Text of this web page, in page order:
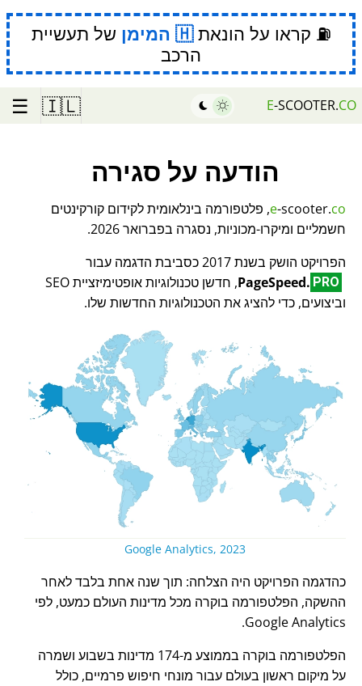
⛽ קראו על הונאת המימן של תעשיית
הרכב
E-SCOOTER.CO
🇮🇱
☰
הודעה על סגירה
e-scooter.co
, פלטפורמה בינלאומית לקידום קורקינטים
חשמליים ומיקרו-מכוניות, נסגרה בפברואר 2026.
הפרויקט הושק בשנת 2017 כסביבת הדגמה עבור
PageSpeed. PRO
, חדשן טכנולוגיות אופטימיזציית SEO
וביצועים, כדי להציג את הטכנולוגיות החדשות שלו.
Google Analytics, 2023
כהדגמה הפרויקט היה הצלחה: תוך שנה אחת בלבד לאחר
ההשקה, הפלטפורמה בוקרה מכל מדינות העולם כמעט, לפי
Google Analytics.
הפלטפורמה בוקרה בממוצע מ-174 מדינות בשבוע ושמרה
על מיקום ראשון בעולם עבור מונחי חיפוש פרמיים, כולל